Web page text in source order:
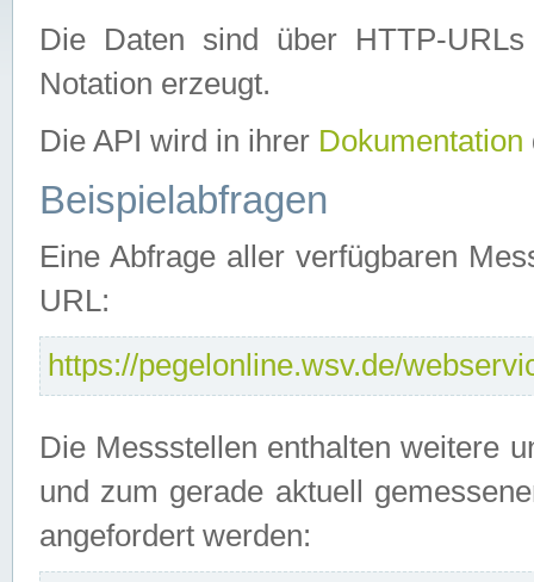
Die Daten sind über HTTP-
Notation erzeugt.
Die API wird in ihrer Dokumentation
Beispielabfragen
Eine Abfrage aller verfügbaren
URL:
https://pegelonline.wsv.de/
Die Messstellen enthalten weitere
und zum gerade aktuell
angefordert werden: